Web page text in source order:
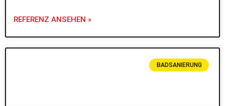
REFERENZ ANSEHEN »
BADSANIERUNG